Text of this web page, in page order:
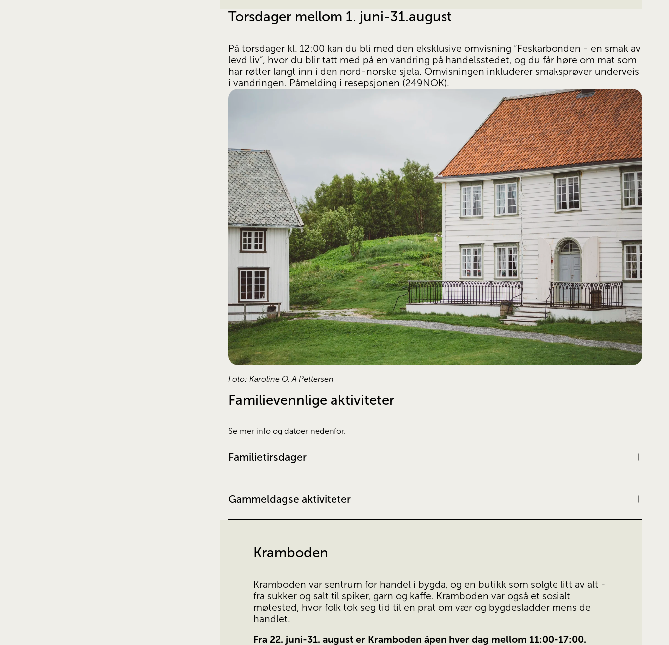
Torsdager mellom 1. juni-31.august
På torsdager kl. 12:00 kan du bli med den eksklusive omvisning “Feskarbonden - en smak av
levd liv”, hvor du blir tatt med på en vandring på handelsstedet, og du får høre om mat som
har røtter langt inn i den nord-norske sjela. Omvisningen inkluderer smaksprøver underveis
i vandringen. Påmelding i resepsjonen (249NOK).
Foto: Karoline O. A Pettersen
Familievennlige aktiviteter
Se mer info og datoer nedenfor.
Familietirsdager
Gammeldagse aktiviteter
Kramboden
Kramboden var sentrum for handel i bygda, og en butikk som solgte litt av alt -
fra sukker og salt til spiker, garn og kaffe. Kramboden var også et sosialt
møtested, hvor folk tok seg tid til en prat om vær og bygdesladder mens de
handlet.
Fra 22. juni-31. august er Kramboden åpen hver dag mellom 11:00-17:00.